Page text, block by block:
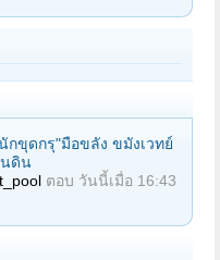
นักขุดกรุ"มือขลัง ขมังเวทย์
ดิน
ตอบ วันนี้เมื่อ 16:43